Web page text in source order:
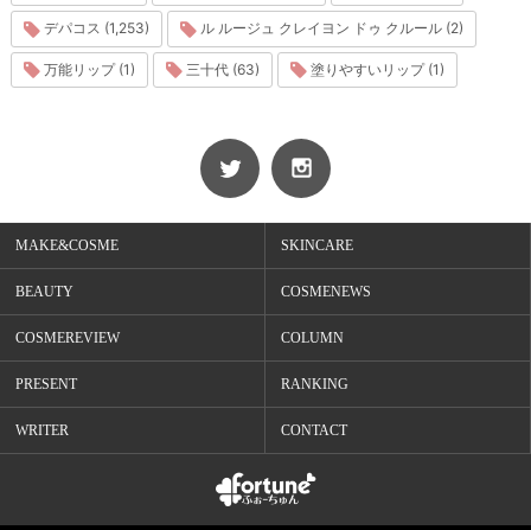
デパコス (1,253) ル ルージュ クレイヨン ドゥ クルール (2)
万能リップ (1) 三十代 (63) 塗りやすいリップ (1)
MAKE&COSME SKINCARE
BEAUTY COSMENEWS
COSMEREVIEW COLUMN
PRESENT RANKING
WRITER CONTACT